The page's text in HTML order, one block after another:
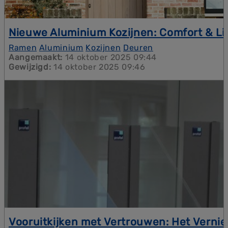
Nieuwe Aluminium Kozijnen: Comfort &
De dagen worden korter en kouder in Zuid-
Limburg. Ontdek hoe het nieuwe aluminium gamma
van SMEBO zorgt voor maximale lichtinval,
Ramen Aluminium Kozijnen Deuren
Aangemaakt: 14 oktober 2025 09:44
Gewijzigd: 14 oktober 2025 09:46
Vooruitkijken met Vertrouwen: Het